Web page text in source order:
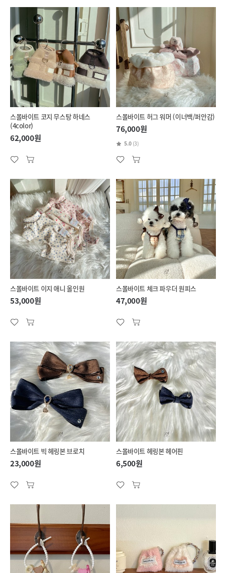
스몰바이트 코지 무스탕 하네스
(4color)
62,000원
스몰바이트 허그 워머 (이너백/퍼안감)
76,000원
5.0 (3)
스몰바이트 이지 애니 올인원
53,000원
스몰바이트 체크 파우더 원피스
47,000원
스몰바이트 빅 헤링본 브로치
23,000원
스몰바이트 헤링본 헤어핀
6,500원